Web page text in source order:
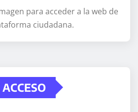
para acceder a la web de
ciudadana.